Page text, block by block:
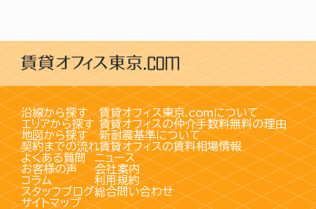
沿線から探す
エリアから探す
地図から探す
契約までの流れ
賃貸オフィス東京.comについて
賃貸オフィスの仲介手数料無料の理由
新耐震基準について
賃貸オフィスの賃料相場情報
よくある質問
お客様の声
コラム
スタッフブログ
サイトマップ
ニュース
会社案内
利用規約
総合問い合わせ